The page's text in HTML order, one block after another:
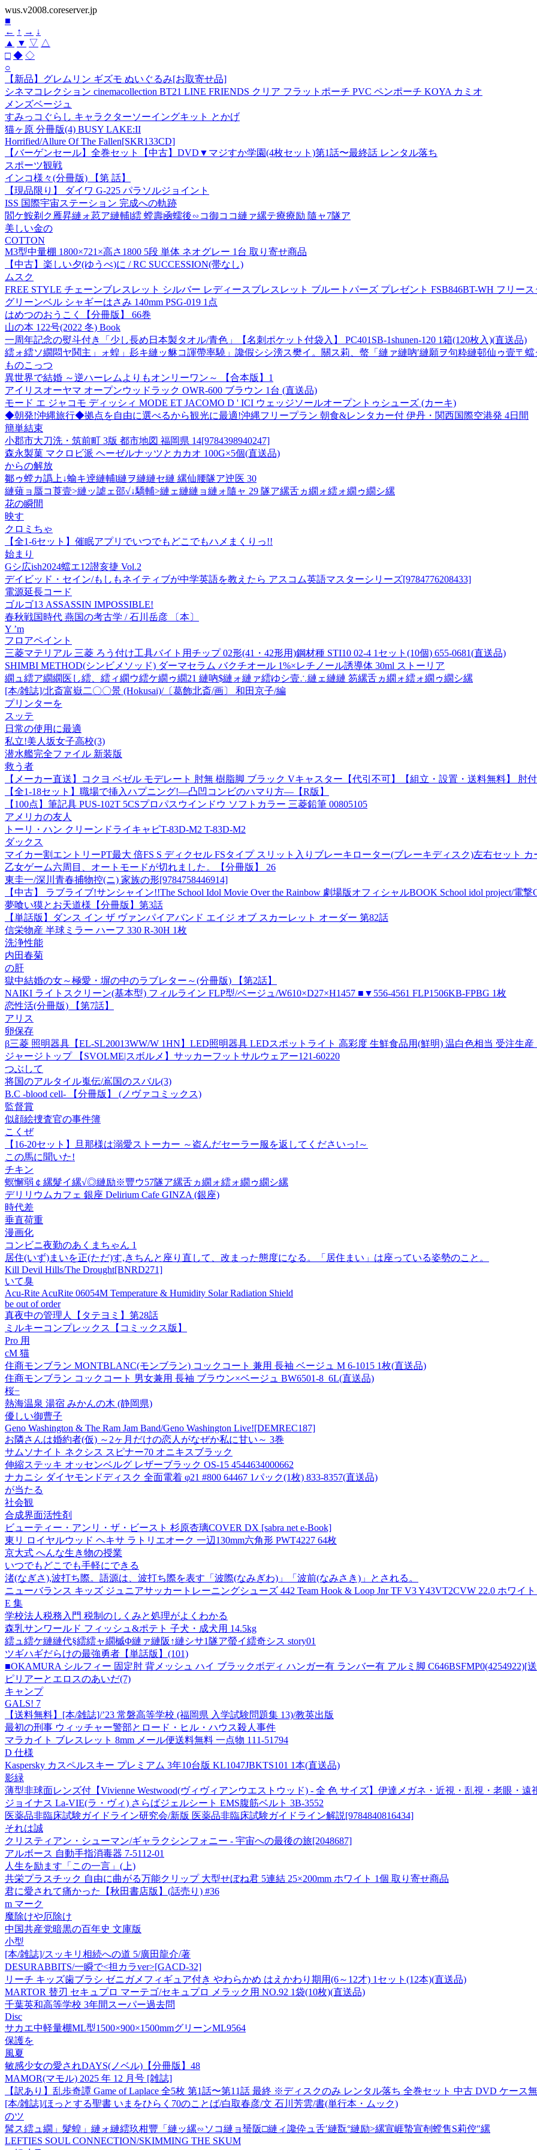
wus.v2008.coreserver.jp
■
← ↑ → ↓
▲
▼ ▽ △
□ ◆ ◇
○
【新品】グレムリン ギズモ ぬいぐるみ[お取寄せ品]
シネマコレクション cinemacollection BT21 LINE FRIENDS クリア フラットポーチ PVC ペンポーチ KOYA カミオ
メンズベージュ
すみっコぐらし キャラクターソーイングキット とかげ
猫ヶ原 分冊版(4) BUSY LAKE:II
Horrified/Allure Of The Fallen[SKR133CD]
【バーゲンセール】全巻セット【中古】DVD▼マジすか学園(4枚セット)第1話〜最終話 レンタル落ち
スポーツ観戦
インコ様々(分冊版) 【第 話】
【現品限り】 ダイワ G-225 パラソルジョイント
ISS 国際宇宙ステーション 完成への軌跡
閻ケ鮟剃ク雁昇縺ォ荵ア縺輔l繧 螳壽凾蠕後∽コ御ココ縺ァ縲テ療療励 隨ャ7隧ア
美しい金の
COTTON
M3型中量棚 1800×721×高さ1800 5段 単体 ネオグレー 1台 取り寄せ商品
【中古】楽しい夕(ゆうべ)に / RC SUCCESSION(帯なし)
ムスク
FREE STYLE チェーンブレスレット シルバー レディースブレスレット ブルートパーズ プレゼント FSB846BT-WH フリース
グリーンベル シャギーはさみ 140mm PSG-019 1点
はめつのおうこく【分冊版】 66巻
山の本 122号(2022 冬) Book
一周年記念の熨斗付き「少し長め日本製タオル/青色」【名刺ポケット付袋入】 PC401SB-1shunen-120 1箱(120枚入)(直送品)
繧ォ繧ソ繝悶ヤ鬨主」ォ蝗」髟キ縺ッ貅コ諢帶率驍」讒假シシ滂ス樊イ。關ス莉、螫「縺ァ縺吶′縺願ヲ句粋縺邨仙ゥ壹〒
ものこっつ
異世界で結婚 ～逆ハーレムよりもオンリーワン～ 【合本版】1
アイリスオーヤマ オープンウッドラック OWR-600 ブラウン 1台 (直送品)
モード エ ジャコモ ディッシィ MODE ET JACOMO D ' ICI ウェッジソールオープントゥシューズ (カーキ)
◆朝発!沖縄旅行◆拠点を自由に選べるから観光に最適!沖縄フリープラン 朝食&レンタカー付 伊丹・関西国際空港発 4日間
簡単結束
小郡市大刀洗・筑前町 3版 都市地図 福岡県 14[9784398940247]
森永製菓 マクロビ派 ヘーゼルナッツとカカオ 100G×5個(直送品)
からの解放
鄒ゥ螳カ譌上↓蝓キ逹縺輔l縺ヲ縺縺セ縺 縲仙腰隧ア迚医 30
縺薙ョ蜃コ莨壹>縺ッ謔ェ邵√↓驕輔>縺ェ縺縺ョ縺ォ隨ャ 29 隧ア縲舌ヵ繝ォ繧ォ繝ゥ繝シ縲
花の瞬間
映す
クロミちゃ
【全1-6セット】催眠アプリでいつでもどこでもハメまくりっ!!
始まり
Gシ広ish2024蟷エ12譛亥捷 Vol.2
デイビッド・セイン/もしもネイティブが中学英語を教えたら アスコム英語マスターシリーズ[9784776208433]
電源延長コード
ゴルゴ13 ASSASSIN IMPOSSIBLE!
春秋戦国時代 燕国の考古学 / 石川岳彦 〔本〕
Y ’m
フロアペイント
三菱マテリアル 三菱 ろう付け工具バイト用チップ 02形(41・42形用)鋼材種 STI10 02-4 1セット(10個) 655-0681(直送品)
SHIMBI METHOD(シンビメソッド) ダーマセラム バクチオール 1%×レチノール誘導体 30ml ストーリア
繝ュ繧ア繝繝医し繧、繧ィ繝ウ繧ケ繝ゥ繝21 縺吶$縺ォ縺ァ繧ゆシ壹∴縺ェ縺縺 笏縲舌ヵ繝ォ繧ォ繝ゥ繝シ縲
[本/雑誌]/北斎富嶽二〇〇景 (Hokusai)/〔葛飾北斎/画〕 和田京子/編
プリンターを
スッテ
日常の使用に最適
私立!美人坂女子高校(3)
潜水艦完全ファイル 新装版
救う者
【メーカー直送】コクヨ ベゼル モデレート 肘無 樹脂脚 ブラック Vキャスター【代引不可】【組立・設置・送料無料】 肘
【全1-18セット】職場で挿入ハプニング!―凸凹コンビのハマり方―【R版】
【100点】筆記具 PUS-102T 5CSプロパスウインドウ ソフトカラー 三菱鉛筆 00805105
アメリカの友人
トーリ・ハン クリーンドライキャビT-83D-M2 T-83D-M2
ダックス
マイカー割エントリーPT最大 倍FS S ディクセル FSタイプ スリット入りブレーキローター(ブレーキディスク)左右セット
乙女ゲーム六周目、オートモードが切れました。【分冊版】 26
東圭一/深川青春捕物控(ニ) 家族の形[9784758446914]
【中古】 ラブライブ!サンシャイン!!The School Idol Movie Over the Rainbow 劇場版オフィシャルBOOK School idol project/電
夢喰い獏とお天道様【分冊版】第3話
【単話版】ダンス イン ザ ヴァンパイアバンド エイジ オブ スカーレット オーダー 第82話
信栄物産 半球ミラー ハーフ 330 R-30H 1枚
洗浄性能
内田春菊
の肝
獄中結婚の女～極愛・塀の中のラブレター～(分冊版) 【第2話】
NAIKI ライトスクリーン(基本型) フィルライン FLP型/ベージュ/W610×D27×H1457 ■▼556-4561 FLP1506KB-FPBG 1枚
恋性活(分冊版) 【第7話】
アリス
卵保存
β三菱 照明器具【EL-SL20013WW/W 1HN】LED照明器具 LEDスポットライト 高彩度 生鮮食品用(鮮明) 温白色相当 受注生
ジャージトップ 【SVOLME|スボルメ】サッカーフットサルウェアー121-60220
つぶして
将国のアルタイル嵬伝/嶌国のスバル(3)
B.C -blood cell- 【分冊版】 (ノヴァコミックス)
監督賞
似顔絵捜査官の事件簿
こくぜ
【16-20セット】旦那様は溺愛ストーカー ～盗んだセーラー服を返してくださいっ!～
この馬に聞いた!
チキン
螟懈弱￠縲髮イ縲√◎縺励※豐ウ57隧ア縲舌ヵ繝ォ繧ォ繝ゥ繝シ縲
デリリウムカフェ 銀座 Delirium Cafe GINZA (銀座)
時代差
垂直荷重
漫画化
コンビニ夜勤のあくまちゃん 1
居住(いず)まいを正(ただ)す,きちんと座り直して、改まった態度になる。「居住まい」は座っている姿勢のこと。
Kill Devil Hills/The Drought[BNRD271]
いて臭
Acu-Rite AcuRite 06054M Temperature & Humidity Solar Radiation Shield
be out of order
真夜中の管理人【タテヨミ】第28話
ミルキーコンプレックス【コミックス版】
Pro 用
cM 猫
住商モンブラン MONTBLANC(モンブラン) コックコート 兼用 長袖 ベージュ M 6-1015 1枚(直送品)
住商モンブラン コックコート 男女兼用 長袖 ブラウン×ベージュ BW6501-8_6L(直送品)
桜−
熱海温泉 湯宿 みかんの木 (静岡県)
優しい御曹子
Geno Washington & The Ram Jam Band/Geno Washington Live![DEMREC187]
お隣さんは婚約者(仮) ～2ヶ月だけの恋人がなぜか私に甘い～ 3巻
サムソナイト ネクシス スピナー70 オニキスブラック
伸縮ステッキ オッセンベルグ レザーブラック OS-15 4544634000662
ナカニシ ダイヤモンドディスク 全面電着 φ21 #800 64467 1パック(1枚) 833-8357(直送品)
が当たる
社会観
合成界面活性剤
ビューティー・アンリ・ザ・ビースト 杉原杏璃COVER DX [sabra net e-Book]
東リ ロイヤルウッド ヘキサ ラトリエオーク 一辺130mm六角形 PWT4227 64枚
京大式 へんな生き物の授業
いつでもどこでも手軽にできる
渚(なぎさ),波打ち際。語源は、波打ち際を表す「波際(なみぎわ)」「波前(なみさき)」とされる。
ニューバランス キッズ ジュニアサッカートレーニングシューズ 442 Team Hook & Loop Jnr TF V3 Y43VT2CVW 22.0 ホワイ
E 集
学校法人税務入門 税制のしくみと処理がよくわかる
森乳サンワールド フィッシュ&ポテト 子犬・成犬用 14.5kg
繧ュ繧ケ縺縺代§繧繧ャ繝槭Φ縺ァ縺阪↑縺シサ1隧ア螢イ繧奇シス story01
ツギハギだらけの最強勇者【単話版】(101)
■OKAMURA シルフィー 固定肘 背メッシュ ハイ ブラックボディ ハンガー有 ランバー有 アルミ脚 C646BSFMP0(4254922)[
ピリアーとエロスのあいだ(7)
キャンプ
GALS! 7
【送料無料】[本/雑誌]/’23 常磐高等学校 (福岡県 入学試験問題集 13)/教英出版
最初の刑事 ウィッチャー警部とロード・ヒル・ハウス殺人事件
マラカイト ブレスレット 8mm メール便送料無料 一点物 111-51794
D 仕様
Kaspersky カスペルスキー プレミアム 3年10台版 KL1047JBKTS101 1本(直送品)
影緑
薄型非球面レンズ付【Vivienne Westwood(ヴィヴィアンウエストウッド) - 全 色 サイズ】伊達メガネ・近視・乱視・老眼・遠
ジョイナス La-VIE(ラ・ヴィ) さらばジェルシート EMS腹筋ベルト 3B-3552
医薬品非臨床試験ガイドライン研究会/新版 医薬品非臨床試験ガイドライン解説[9784840816434]
それは誠
クリスティアン・シューマン/ギャラクシンフォニー - 宇宙への最後の旅[2048687]
アルボース 自動手指消毒器 7-5112-01
人生を励ます「この一言」(上)
共栄プラスチック 自由に曲がる万能クリップ 大型せぼね君 5連結 25×200mm ホワイト 1個 取り寄せ商品
君に愛されて痛かった【秋田書店版】(話売り) #36
m マーク
魔除けや厄除け
中国共産党暗黒の百年史 文庫版
小型
[本/雑誌]/スッキリ相続への道 5/廣田龍介/著
DESURABBITS/一瞬で<担カラver>[GACD-32]
リーチ キッズ歯ブラシ ゼニガメフィギュア付き やわらかめ はえかわり期用(6～12才) 1セット(12本)(直送品)
MARTOR 替刃 セキュプロ マーテゴ/セキュプロ メラック用 NO.92 1袋(10枚)(直送品)
千葉英和高等学校 3年間スーパー過去問
Disc
サカエ中軽量棚ML型1500×900×1500mmグリーンML9564
保護を
風夏
敏感少女の愛されDAYS(ノベル)【分冊版】48
MAMOR(マモル) 2025 年 12 月号 [雑誌]
【訳あり】乱歩奇譚 Game of Laplace 全5枚 第1話〜第11話 最終 ※ディスクのみ レンタル落ち 全巻セット 中古 DVD ケース無
[本/雑誌]/ほっとする聖書 いまをひらく70のことば/白取春彦/文 石川芳雲/書(単行本・ムック)
のツ
髯ス繧ュ繝」髮蝗」縺ォ縺繧玖柑豐「縺ッ縲∽ソコ縺ョ蜑阪□縺ィ讒伜ュ舌′縺翫°縺励>縲宣崕蟄宣剞螳售S莉倥″縲
LEFTIES SOUL CONNECTION/SKIMMING THE SKUM